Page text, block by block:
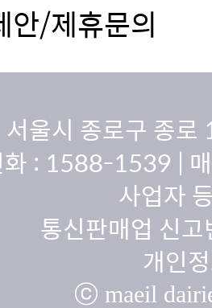
안/제휴문의
서울시 종로구 종
: 1588-1539 |
사업자
통신판매업 신
개인
ⓒ maeil